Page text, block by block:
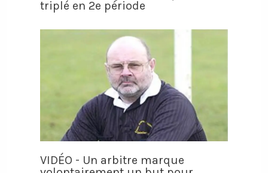
triplé en 2e période
VIDÉO - Un arbitre marque